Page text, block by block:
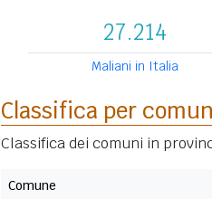
27.214
Maliani in Italia
Classifica per
Classifica dei comuni in
Comune